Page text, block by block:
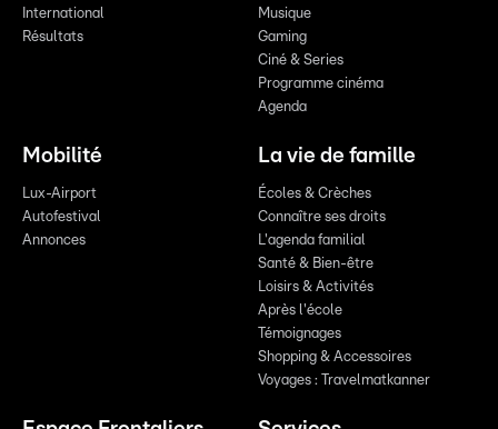
International
Résultats
Musique
Gaming
Ciné & Series
Programme cinéma
Agenda
Mobilité
Lux-Airport
Autofestival
Annonces
La vie de famille
Écoles & Crèches
Connaître ses droits
L'agenda familial
Santé & Bien-être
Loisirs & Activités
Après l'école
Témoignages
Shopping & Accessoires
Voyages : Travelmatkanner